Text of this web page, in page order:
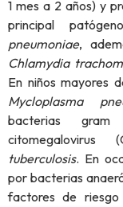
1 mes a 2 años) y
principal
pneumoniae,
Chlamydia
En niños mayores
Mycloplasma
bacterias gram
tuberculosis. En
por bacterias
factores de